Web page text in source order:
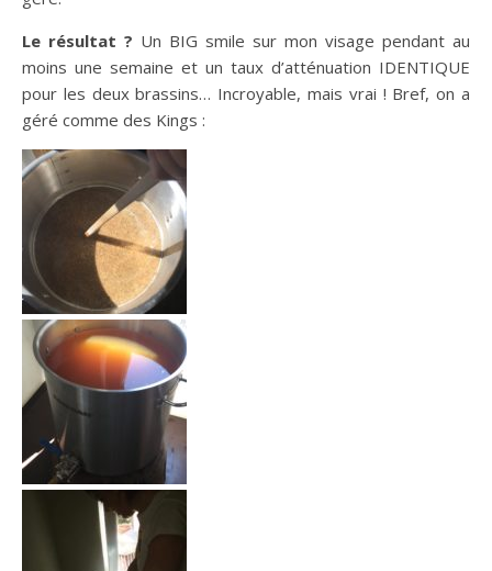
Le résultat ? Un BIG smile sur mon visage pendant au
moins une semaine et un taux d’atténuation IDENTIQUE
pour les deux brassins… Incroyable, mais vrai ! Bref, on a
géré comme des Kings :